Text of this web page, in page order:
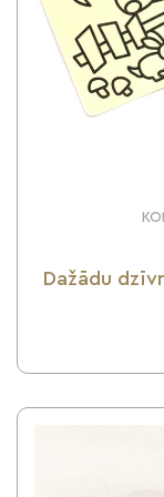
Dažādu